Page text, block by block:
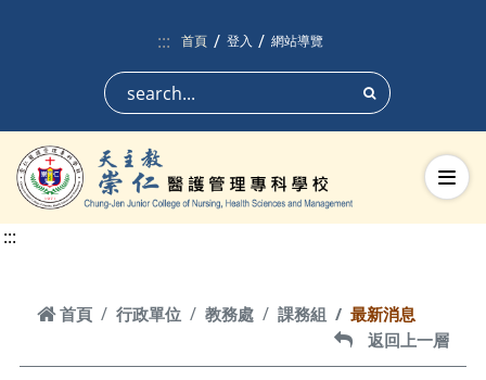
:::
首頁 登入 網站導覽
搜尋
切換
:::
首頁
首頁 行政單位 教務處 課務組 最新消息
返回上一層
返回上一層